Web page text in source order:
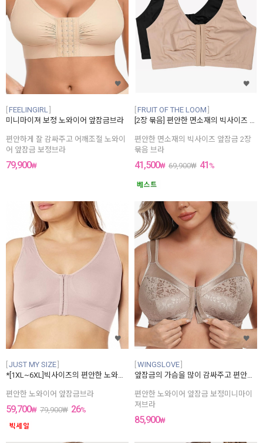
38A(85B)
38B(85C)
38C(85D)
38D(85E)
38E(85F)
38F(85G)
38G(85H)
40A(90B)
40B(90C)
40D(90E)
40E(90F)
40F(90G)
40H(90I)
42AA(95A)
42A(95B)
42B(95C)
42C(95D)
42D(95E)
42E(95F)
42F(95G)
42G(95H)
42H(95I)
42I(95J)
44AA(100A)
44A(100B)
44B(100C)
44C(100D)
44E(100F)
44F(100G)
44H(100I)
44I(100J)
46A(105B)
FEELINGIRL
미니마이져 보정 노와이어 앞잠금브라
편안하게 잘 감싸주고 어깨조절 노와이
어 앞잠금 보정브라
79,900₩
FRUIT OF THE LOOM
[2장 묶음] 편안한 면소재의 빅사이즈 앞잠금 2장묶음 브라
편안한 면소재의 빅사이즈 앞잠금 2장
묶음 브라
41,500₩ 69,900₩ 41 %
JUST MY SIZE
편안한 노와이어 앞잠금브라
59,700₩ 79,900₩ 26%
WINGSLOVE
편안한 노와이어 앞잠금 보정미니마이
져브라
85,900₩